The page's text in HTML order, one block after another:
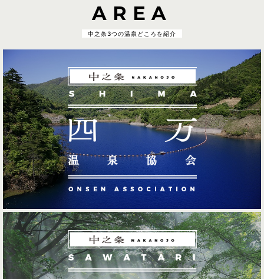
AREA
中之条3つの温泉どころを紹介